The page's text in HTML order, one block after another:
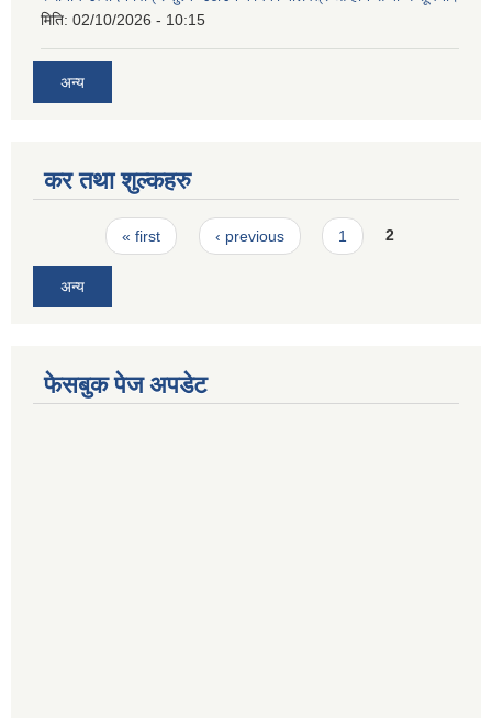
मिति: 02/10/2026 - 10:15
अन्य
कर तथा शुल्कहरु
Pages« first ‹ previous 1 2
अन्य
फेसबुक पेज अपडेट